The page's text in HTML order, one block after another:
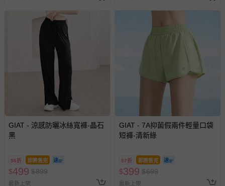
新費用）。
經消費者拆封之影音商品或電腦軟體（例如 DVD、CD
非以有形媒介提供之數位內容或一經提供即為完成之線
上服務，經消費者事先同意始提供（例如線上課程、遊
戲或活動點數等）。
已拆封之以下類型商品：
-個人衛生用品（例如尿布、貼身衣物、泳裝、襪子、地
墊、寢具類等）。
-新生兒親膚衣物（嬰幼兒包巾與背巾、包屁衣、學習
帶束縛衣、餐搖椅等）。
-其他原廠盒裝商品封口處已貼上「不可拆封」，或具警
示字句等說明貼紙、封條者。
GIAT - 涼感防曬冰絲寬褲-晶石
黑
56折 即將售完
$499 $899
最新上架
GIAT - 7A抑菌假兩件輕量口袋
短褲-清新綠
57折 即將售完
$399 $699
最新上架